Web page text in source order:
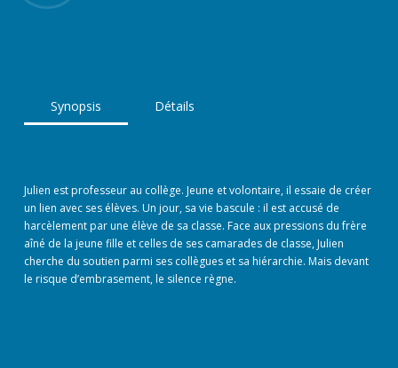
Synopsis Détails
Julien est professeur au collège. Jeune et volontaire, il essaie de créer
un lien avec ses élèves. Un jour, sa vie bascule : il est accusé de
harcèlement par une élève de sa classe. Face aux pressions du frère
aîné de la jeune fille et celles de ses camarades de classe, Julien
cherche du soutien parmi ses collègues et sa hiérarchie. Mais devant
le risque d’embrasement, le silence règne.